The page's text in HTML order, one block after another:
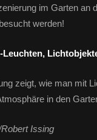
im Garten an
werden!
Leuchten,
zeigt, wie man mit
in den
Issing